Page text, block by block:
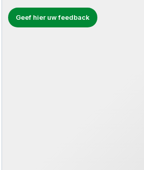
Geef hier uw feedback